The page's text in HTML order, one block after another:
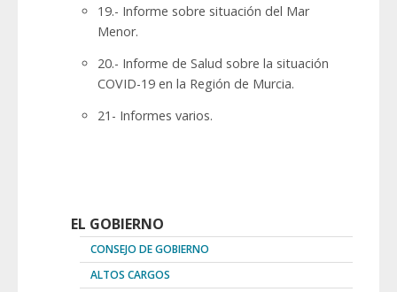
19.- Informe sobre situación del Mar
Menor.
20.- Informe de Salud sobre la situación
COVID-19 en la Región de Murcia.
21- Informes varios.
EL GOBIERNO
CONSEJO DE GOBIERNO
ALTOS CARGOS